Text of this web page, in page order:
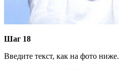
Шаг 18
Введите текст, как на фото ниже.